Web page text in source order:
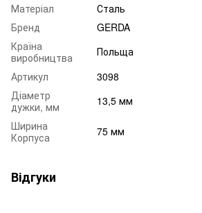
Матеріал
Сталь
Бренд
GERDA
Країна
виробництва
Польща
Артикул
3098
Діаметр
дужки, мм
13,5 мм
Ширина
Корпуса
75 мм
Відгуки